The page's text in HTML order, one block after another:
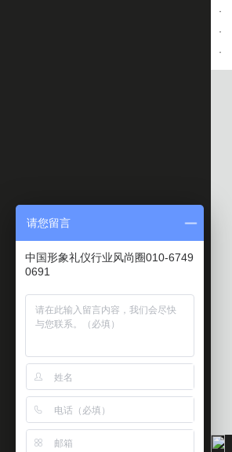
·
·
·
请您留言
中国形象礼仪行业风尚圈010-6749
0691